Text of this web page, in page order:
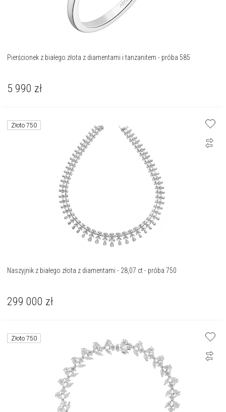
Pierścionek z białego złota z diamentami i tanzanitem - próba 585
5 990 zł
Złoto 750
Naszyjnik z białego złota z diamentami - 28,07 ct - próba 750
299 000 zł
Złoto 750